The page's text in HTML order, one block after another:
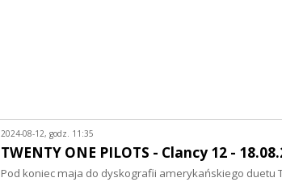
2024-08-12, godz. 11:35
TWENTY ONE PILOTS - Clancy 12 -
Pod koniec maja do dyskografii amerykańskiego duetu